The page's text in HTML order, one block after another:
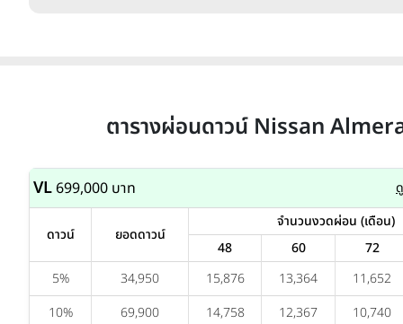
ตารางผ่อนดาวน์ Nissan
VL699,000 บาท
ดาวน์ ยอดดาวน์
จำนวนงวดผ่อน (เดือน)
48
60
72
5%
34,950 15,876 13,364
11,652
10%
69,900 14,758 12,367
10,740